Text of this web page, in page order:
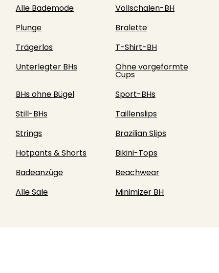
Alle Bademode
Vollschalen-BH
Plunge
Bralette
Trägerlos
T-Shirt-BH
Unterlegter BHs
Ohne vorgeformte
Cups
BHs ohne Bügel
Sport-BHs
Still-BHs
Taillenslips
Strings
Brazilian Slips
Hotpants & Shorts
Bikini-Tops
Badeanzüge
Beachwear
Alle Sale
Minimizer BH